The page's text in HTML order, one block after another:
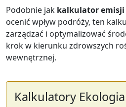
Podobnie jak kalkulator emisji
ocenić wpływ podróży, ten
zarządzać i optymalizować
krok w kierunku zdrowszych
wewnętrznej.
Kalkulatory Ekologia